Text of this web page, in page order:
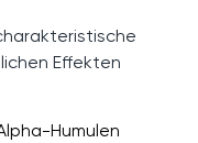
Effekten
Humulen